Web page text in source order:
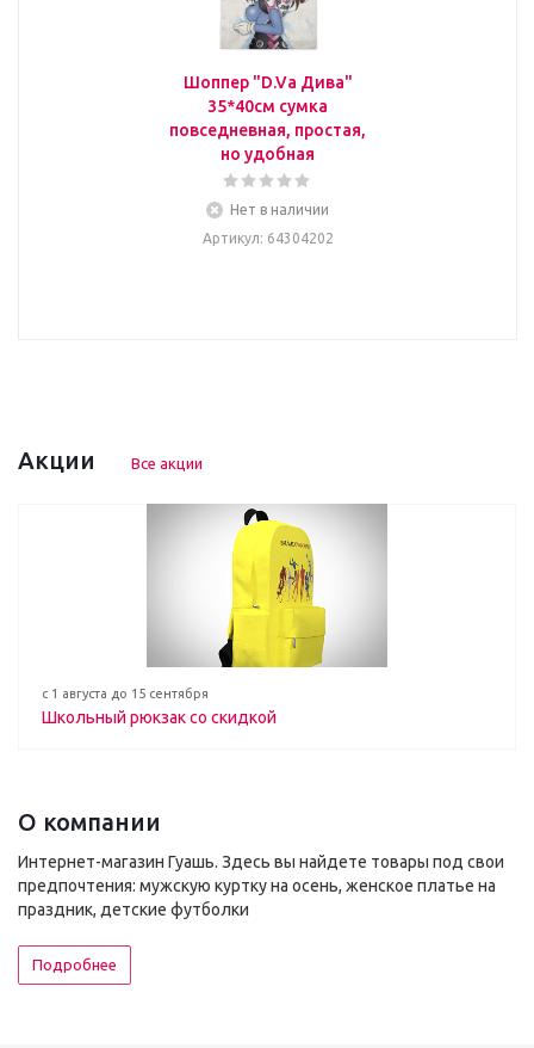
Шоппер "D.Va Дива"
35*40см сумка
повседневная, простая,
но удобная
Нет в наличии
Артикул: 64304202
Акции Все акции
с 1 августа до 15 сентября
Школьный рюкзак со скидкой
О компании
Интернет-магазин Гуашь. Здесь вы найдете товары под свои
предпочтения: мужскую куртку на осень, женское платье на
праздник, детские футболки
Подробнее